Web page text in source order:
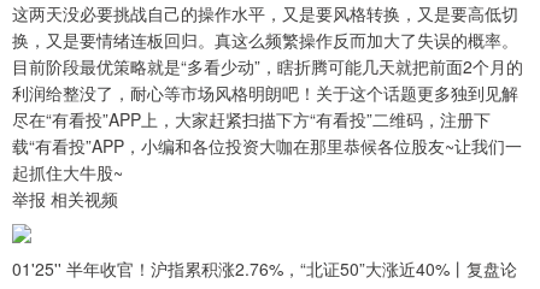
这两天没必要挑战自己的操作水平，又是要风格转换，又是要高低切
换，又是要情绪连板回归。真这么频繁操作反而加大了失误的概率。
目前阶段最优策略就是“多看少动”，瞎折腾可能几天就把前面2个月的
利润给整没了，耐心等市场风格明朗吧！关于这个话题更多独到见解
尽在“有看投”APP上，大家赶紧扫描下方“有看投”二维码，注册下
载“有看投”APP，小编和各位投资大咖在那里恭候各位股友~让我们一
起抓住大牛股~
举报 相关视频
01'25'' 半年收官！沪指累积涨2.76%，“北证50”大涨近40%丨复盘论